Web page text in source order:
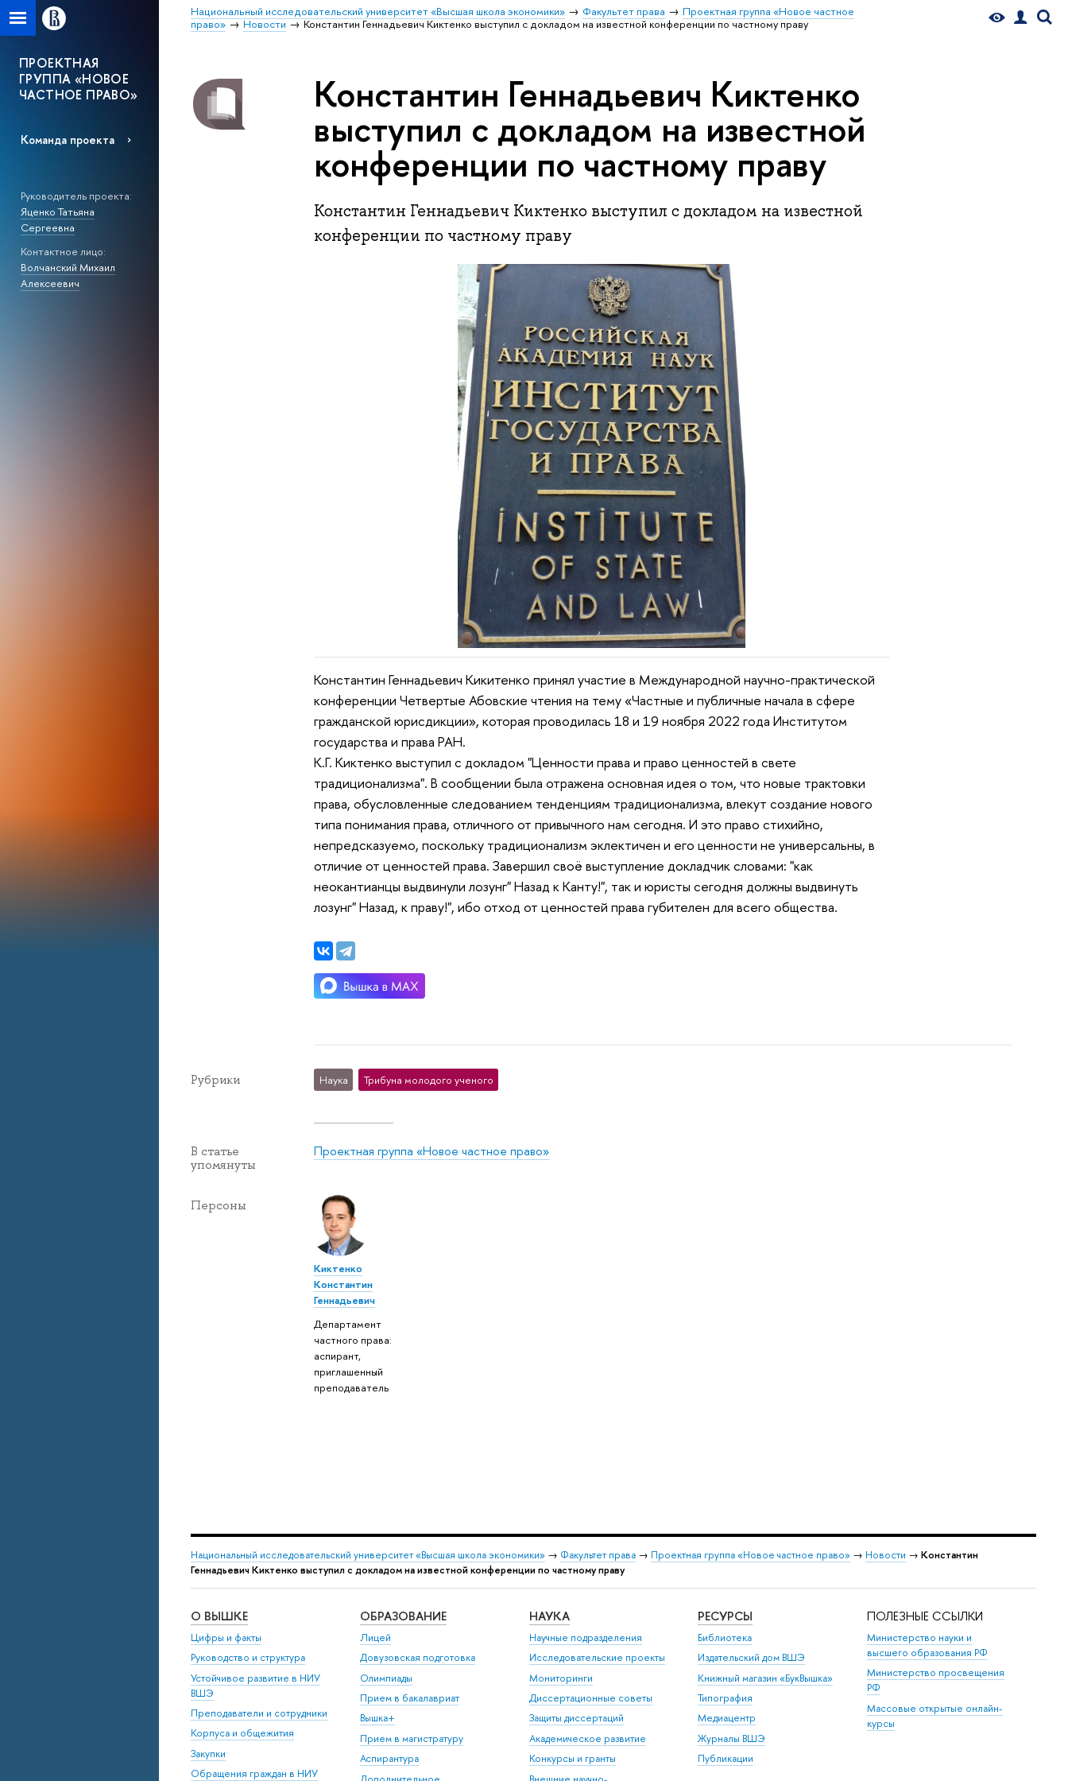
Национальный исследовательский университет «Высшая школа экономики» Факультет права
Проектная группа «Новое частное
право»
Новости Константин Геннадьевич Киктенко выступил с докладом на известной конференции по частному праву
ПРОЕКТНАЯ
ГРУППА «НОВОЕ
ЧАСТНОЕ ПРАВО»
Команда проекта
Руководитель проекта:
Яценко Татьяна
Сергеевна
Контактное лицо:
Волчанский Михаил
Алексеевич
Константин Геннадьевич Киктенко
выступил с докладом на известной
конференции по частному праву
Константин Геннадьевич Киктенко выступил с докладом на известной
конференции по частному праву
Константин Геннадьевич Кикитенкопринял участие в Международной научно-практической
конференции Четвертые Абовские чтения на тему «Частные и публичные начала в сфере
гражданской юрисдикции», которая проводилась 18 и 19 ноября 2022 года Институтом
государства и права РАН.
К.Г. Киктенко выступил с докладом "Ценности права и право ценностей в свете
традиционализма". В сообщении была отражена основная идея о том, что новые трактовки
права, обусловленные следованием тенденциям традиционализма, влекут создание нового
типа понимания права, отличного от привычного нам сегодня. И это право стихийно,
непредсказуемо, поскольку традиционализм эклектичен и его ценности не универсальны, в
отличие от ценностей права. Завершил своё выступление докладчик словами: "как
неокантианцы выдвинули лозунг" Назад к Канту!", так и юристы сегодня должны выдвинуть
лозунг" Назад, к праву!", ибо отход от ценностей права губителен для всего общества.
Рубрики Наука Трибуна молодого ученого
В статье
упомянуты
Проектная группа «Новое частное право»
Персоны
Киктенко
Константин
Геннадьевич
Департамент
частного права:
аспирант,
приглашенный
преподаватель
Национальный исследовательский университет «Высшая школа экономики» → Факультет права → Проектная группа «Новое частное право» → Новости → Константин
Геннадьевич Киктенко выступил с докладом на известной конференции по частному праву
О ВЫШКЕ
Цифры и факты
Руководство и структура
Устойчивое развитие в НИУ
ВШЭ
Преподаватели и сотрудники
Корпуса и общежития
Закупки
Обращения граждан в НИУ
ОБРАЗОВАНИЕ
Лицей
Довузовская подготовка
Олимпиады
Прием в бакалавриат
Вышка+
Прием в магистратуру
Аспирантура
НАУКА
Научные подразделения
Исследовательские проекты
Мониторинги
Диссертационные советы
Защиты диссертаций
Академическое развитие
Конкурсы и гранты
РЕСУРСЫ
Библиотека
Издательский дом ВШЭ
Книжный магазин «БукВышка»
Типография
Медиацентр
Журналы ВШЭ
Публикации
ПОЛЕЗНЫЕ ССЫЛКИ
Министерство науки и
высшего образования РФ
Министерство просвещения
РФ
Массовые открытые онлайн-
курсы